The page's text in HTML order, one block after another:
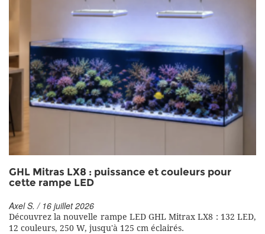
GHL Mitras LX8 : puissance et couleurs pour
cette rampe LED
Axel S. / 16 juillet 2026
Découvrez la nouvelle rampe LED GHL Mitrax LX8 : 132 LED,
12 couleurs, 250 W, jusqu'à 125 cm éclairés.